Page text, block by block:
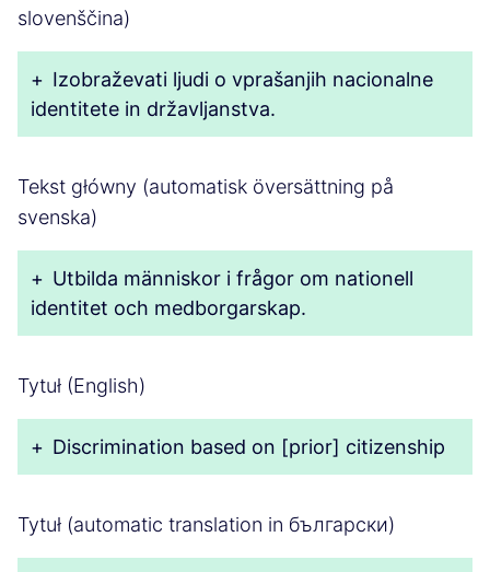
slovenščina)
+ Izobraževati ljudi o vprašanjih nacionalne
identitete in državljanstva.
Tekst główny (automatisk översättning på
svenska)
+ Utbilda människor i frågor om nationell
identitet och medborgarskap.
Tytuł (English)
+ Discrimination based on [prior] citizenship
Tytuł (automatic translation in български)